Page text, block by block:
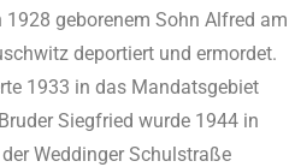
1928 geborenem Sohn Alfred am
deportiert und ermordet.
1933 in das Mandatsgebiet
Siegfried wurde 1944 in
Weddinger Schulstraße